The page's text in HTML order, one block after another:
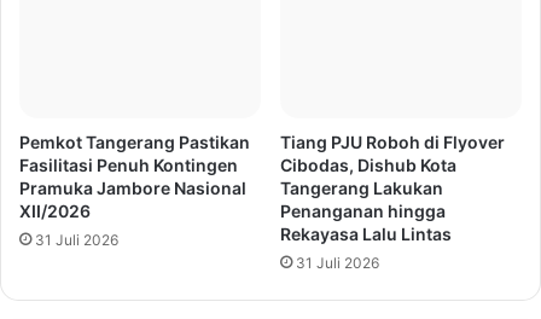
Pemkot Tangerang Pastikan
Fasilitasi Penuh Kontingen
Pramuka Jambore Nasional
XII/2026
31 Juli 2026
Tiang PJU Roboh di Flyover
Cibodas, Dishub Kota
Tangerang Lakukan
Penanganan hingga
Rekayasa Lalu Lintas
31 Juli 2026